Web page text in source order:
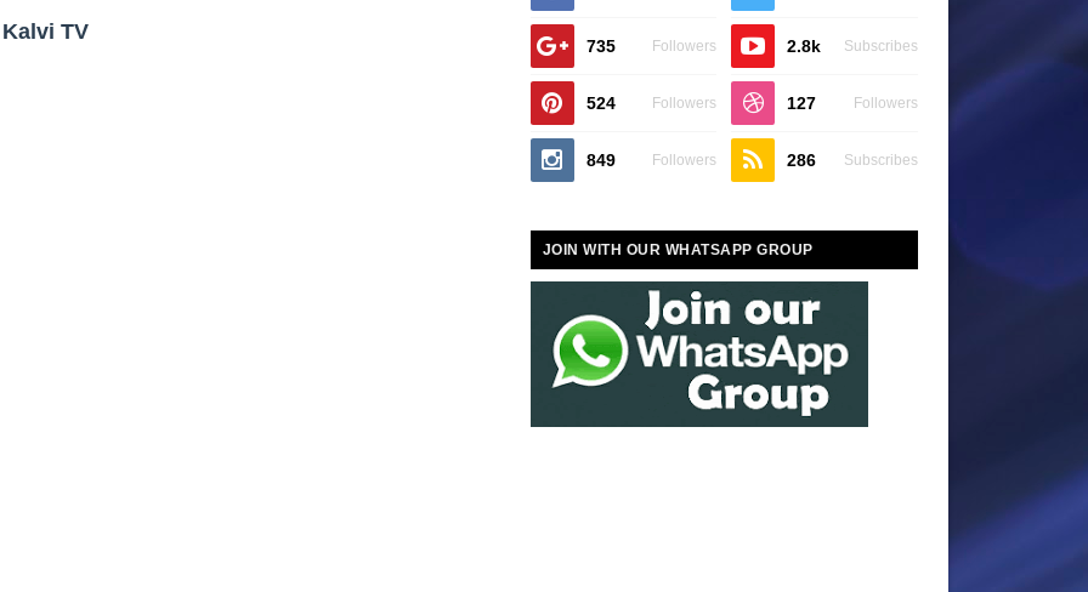
TV
735 Followers 2.8k Subscribes
524 Followers 127 Followers
849 Followers 286 Subscribes
JOIN WITH OUR WHATSAPP GROUP